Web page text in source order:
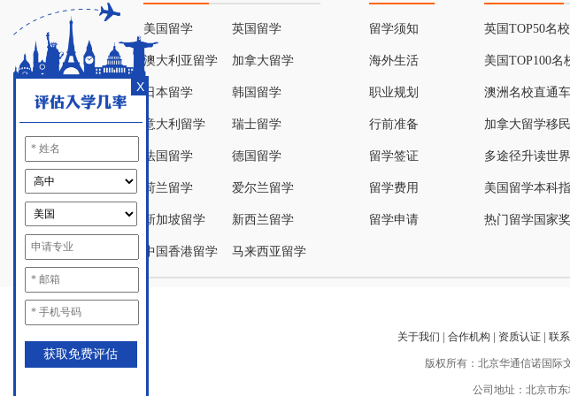
X
美国留学 英国留学
澳大利亚留学 加拿大留学
日本留学 韩国留学
意大利留学 瑞士留学
法国留学 德国留学
荷兰留学 爱尔兰留学
新加坡留学 新西兰留学
中国香港留学 马来西亚留学
留学须知
海外生活
职业规划
行前准备
留学签证
留学费用
留学申请
英国TOP50名
美国TOP100名
澳洲名校直通车
加拿大留学移
多途径升读世
美国留学本科
热门留学国家
关于我们 | 合作机构 | 资质认证| 联
版权所有：北京华通信诺国际
公司地址：北京市